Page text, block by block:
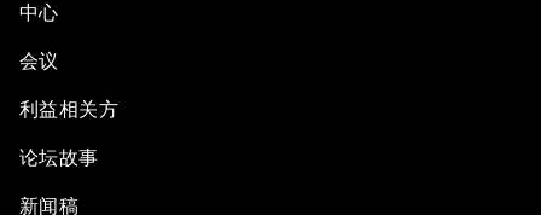
中心
会议
利益相关方
论坛故事
新闻稿